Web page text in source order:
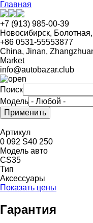
Перейти
к
основному
содержанию
Главная
+7 (913) 985-00-39
Новосибирск,
+86 0531-55553877
China, Jinan,
Market
info@autobazar.club
Поиск
Модель
Артикул
0 092 S40 250
Модель авто
CS35
Тип
Аксессуары
Показать цены
Гарантия